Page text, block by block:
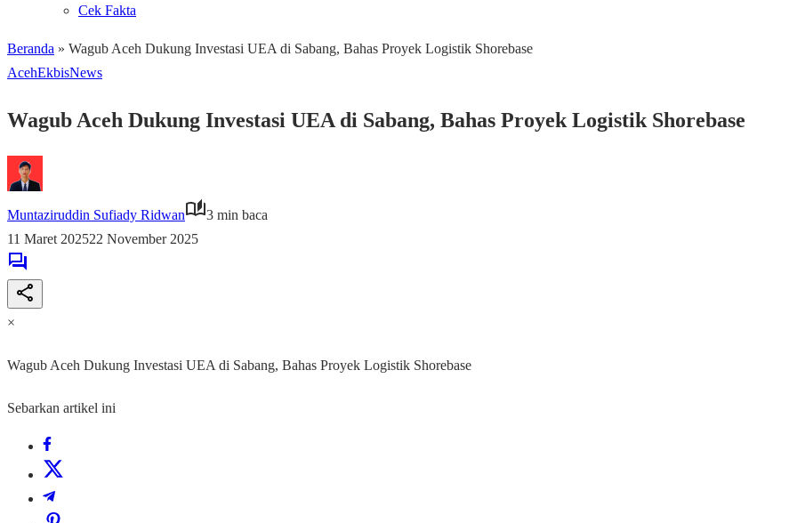
Cek Fakta
Beranda » Wagub Aceh Dukung Investasi UEA di Sabang, Bahas Proyek Logistik Shorebase
AcehEkbisNews
Wagub Aceh Dukung Investasi UEA di Sabang, Bahas Proyek Logistik Shorebase
Muntaziruddin Sufiady Ridwan
3 min baca
11 Maret 202522 November 2025
×
Wagub Aceh Dukung Investasi UEA di Sabang, Bahas Proyek Logistik Shorebase
Sebarkan artikel ini